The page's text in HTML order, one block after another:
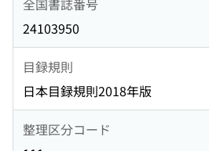
24103950
目録規則
日本目録規則2018年版
整理区分コード